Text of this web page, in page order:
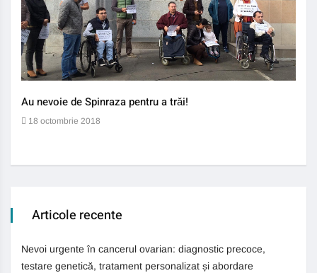
Au nevoie de Spinraza pentru a trăi!
18 octombrie 2018
Articole recente
Nevoi urgente în cancerul ovarian: diagnostic precoce,
testare genetică, tratament personalizat și abordare